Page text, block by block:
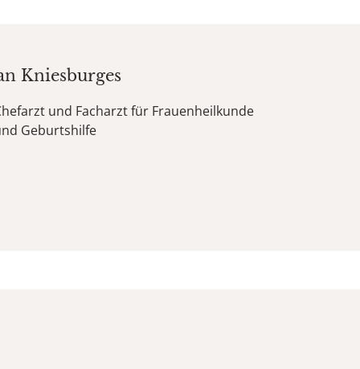
Kniesburges
und Facharzt für Frauenheilkunde
Geburtshilfe